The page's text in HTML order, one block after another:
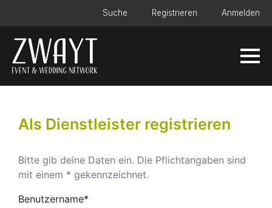
Suche Registrieren Anmelden
Als Dienstleister registrieren
Bitte gib deine Daten ein. Die Pflichtangaben sind
mit einem * gekennzeichnet.
Benutzername*